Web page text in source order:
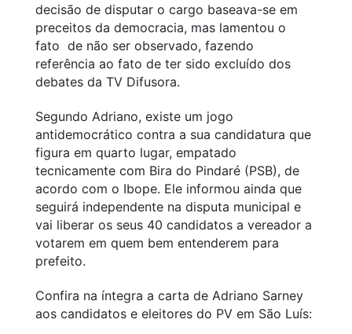
decisão de disputar o cargo baseava-se em
preceitos da democracia, mas lamentou o
fato de não ser observado, fazendo
referência ao fato de ter sido excluído dos
debates da TV Difusora.
Segundo Adriano, existe um jogo
antidemocrático contra a sua candidatura que
figura em quarto lugar, empatado
tecnicamente com Bira do Pindaré (PSB), de
acordo com o Ibope. Ele informou ainda que
seguirá independente na disputa municipal e
vai liberar os seus 40 candidatos a vereador a
votarem em quem bem entenderem para
prefeito.
Confira na íntegra a carta de Adriano Sarney
aos candidatos e eleitores do PV em São Luís: